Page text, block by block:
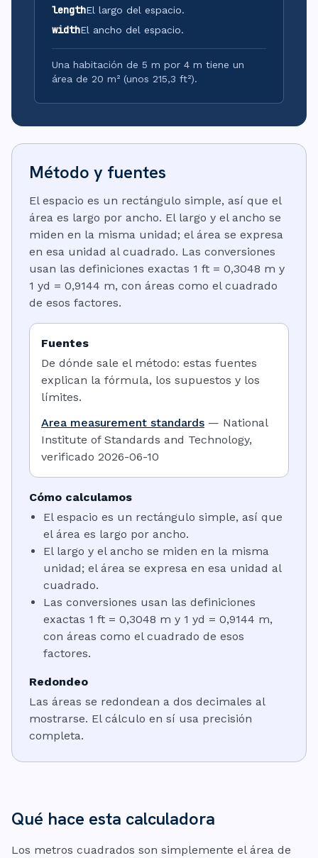
lengthEl largo del espacio.
widthEl ancho del espacio.
Una habitación de 5 m por 4 m tiene un
área de 20 m² (unos 215,3 ft²).
Método y fuentes
El espacio es un rectángulo simple, así que el
área es largo por ancho. El largo y el ancho se
miden en la misma unidad; el área se expresa
en esa unidad al cuadrado. Las conversiones
usan las definiciones exactas 1 ft = 0,3048 m y
1 yd = 0,9144 m, con áreas como el cuadrado
de esos factores.
Fuentes
De dónde sale el método: estas fuentes
explican la fórmula, los supuestos y los
límites.
Area measurement standards — National
Institute of Standards and Technology,
verificado 2026-06-10
Cómo calculamos
El espacio es un rectángulo simple, así que
el área es largo por ancho.
El largo y el ancho se miden en la misma
unidad; el área se expresa en esa unidad al
cuadrado.
Las conversiones usan las definiciones
exactas 1 ft = 0,3048 m y 1 yd = 0,9144 m,
con áreas como el cuadrado de esos
factores.
Redondeo
Las áreas se redondean a dos decimales al
mostrarse. El cálculo en sí usa precisión
completa.
Qué hace esta calculadora
Los metros cuadrados son simplemente el área de